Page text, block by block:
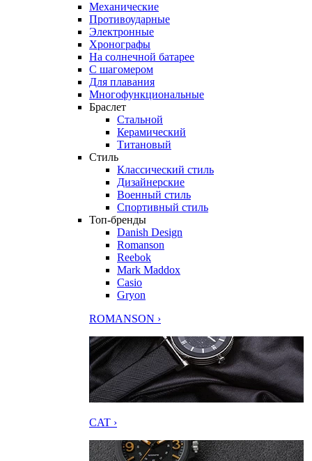
Механические
Противоударные
Электронные
Хронографы
На солнечной батарее
С шагомером
Для плавания
Многофункциональные
Браслет
Стальной
Керамический
Титановый
Стиль
Классический стиль
Дизайнерские
Военный стиль
Спортивный стиль
Топ-бренды
Danish Design
Romanson
Reebok
Mark Maddox
Casio
Gryon
ROMANSON ›
CAT ›